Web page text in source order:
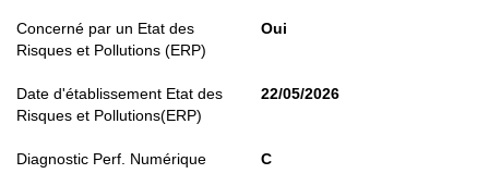
Concerné par un Etat des
Risques et Pollutions (ERP)
Oui
Date d'établissement Etat des
Risques et Pollutions(ERP)
22/05/2026
Diagnostic Perf. Numérique C